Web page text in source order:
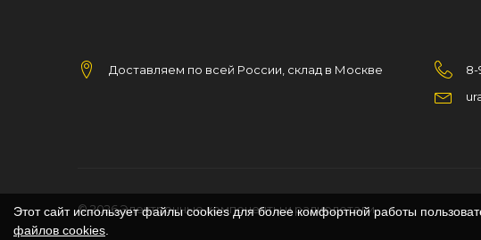
Доставляем по всей России, склад в Москве
8-
© 2026Электронные компоненты и радиодетали
Этот сайт использует файлы cookies для более комфортной работы
файлов cookies